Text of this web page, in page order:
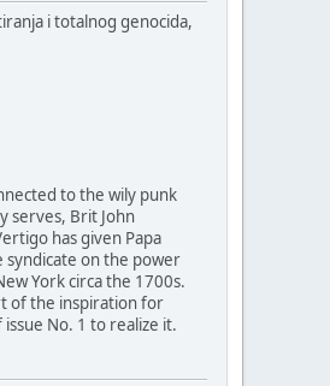
i totalnog genocida,
to the wily punk
serves, Brit John
has given Papa
syndicate on the power
York circa the 1700s.
of the inspiration for
No. 1 to realize it.